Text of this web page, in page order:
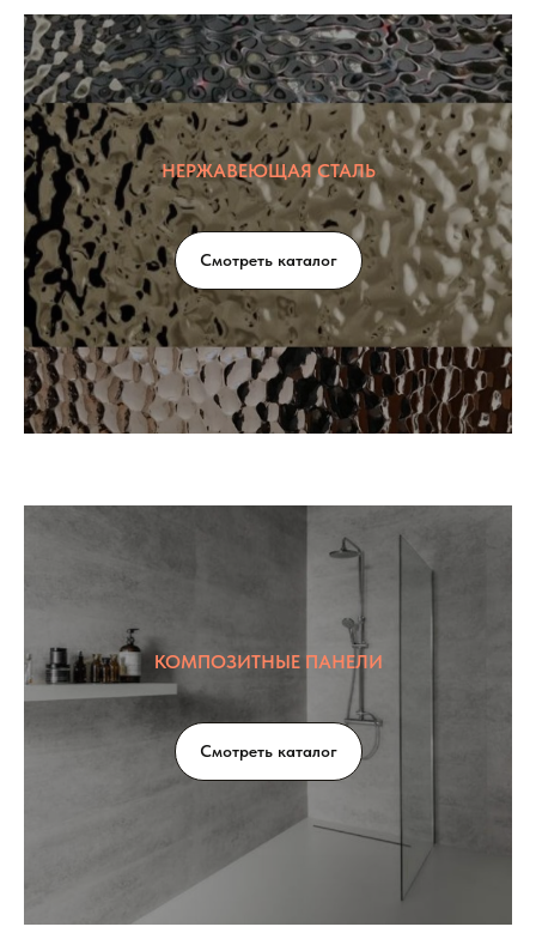
НЕРЖАВЕЮЩАЯ СТАЛЬ
Смотреть каталог
КОМПОЗИТНЫЕ ПАНЕЛИ
Смотреть каталог